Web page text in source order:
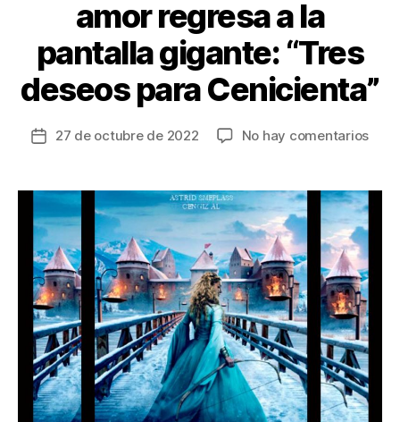
amor regresa a la
pantalla gigante: “Tres
deseos para Cenicienta”
Fecha
entrada
27 de octubre de 2022 No hay comentariosen
de
a
“Tres
para